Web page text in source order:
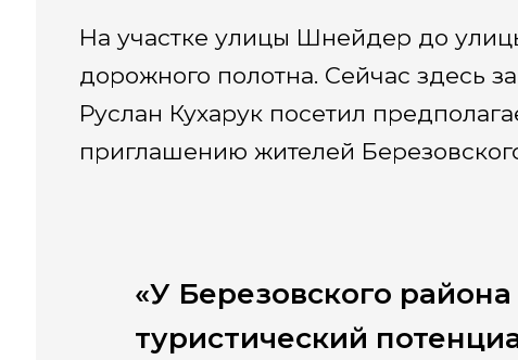
На участке улицы Шнейдер до
дорожного полотна. Сейчас здесь
Руслан Кухарук посетил
приглашению жителей
«У Березовского
туристический